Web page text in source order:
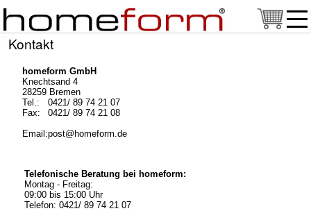
Kontakt
homeform GmbH
Knechtsand 4
28259 Bremen
Tel.:
0421/ 89 74 21 07
Fax:
0421/ 89 74 21 08
Email:post@homeform.de
Telefonische Beratung bei homeform:
Montag - Freitag:
09:00 bis 15:00 Uhr
Telefon: 0421/ 89 74 21 07